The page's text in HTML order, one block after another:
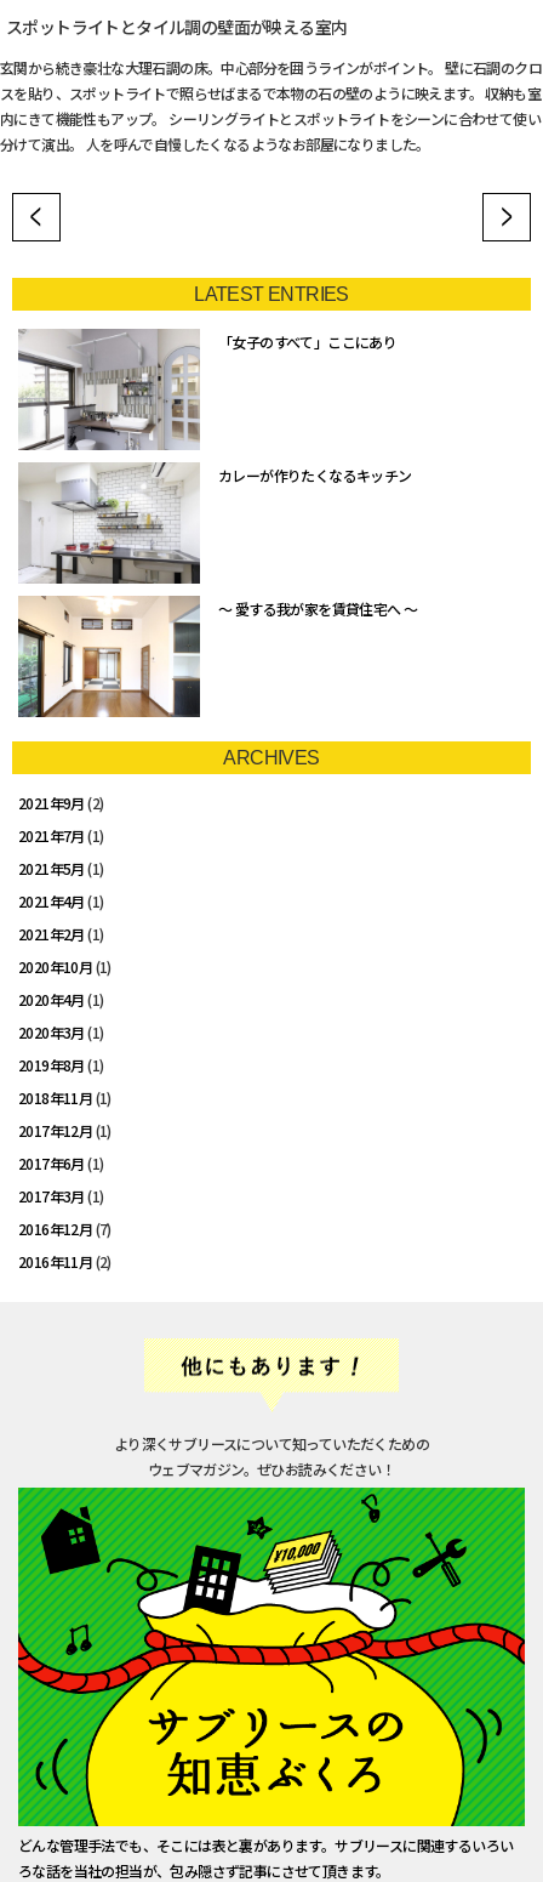
スポットライトとタイル調の壁面が映える室内
玄関から続き豪壮な大理石調の床。中心部分を囲うラインがポイント。 壁に石調のクロ
スを貼り、スポットライトで照らせばまるで本物の石の壁のように映えます。 収納も室
内にきて機能性もアップ。 シーリングライトとスポットライトをシーンに合わせて使い
分けて演出。 人を呼んで自慢したくなるようなお部屋になりました。
LATEST ENTRIES
「女子のすべて」ここにあり
カレーが作りたくなるキッチン
～ 愛する我が家を賃貸住宅へ ～
ARCHIVES
2021年9月(2)
2021年7月(1)
2021年5月(1)
2021年4月(1)
2021年2月(1)
2020年10月(1)
2020年4月(1)
2020年3月(1)
2019年8月(1)
2018年11月(1)
2017年12月(1)
2017年6月(1)
2017年3月(1)
2016年12月(7)
2016年11月(2)
より深くサブリースについて知っていただくための
ウェブマガジン。ぜひお読みください！
どんな管理手法でも、そこには表と裏があります。サブリースに関連するいろい
ろな話を当社の担当が、包み隠さず記事にさせて頂きます。